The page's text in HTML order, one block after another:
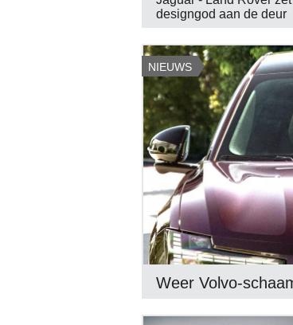
designgod aan de deur
NIEUWS
Weer Volvo-